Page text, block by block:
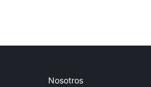
Nosotros